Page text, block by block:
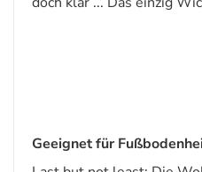
Geeignet für